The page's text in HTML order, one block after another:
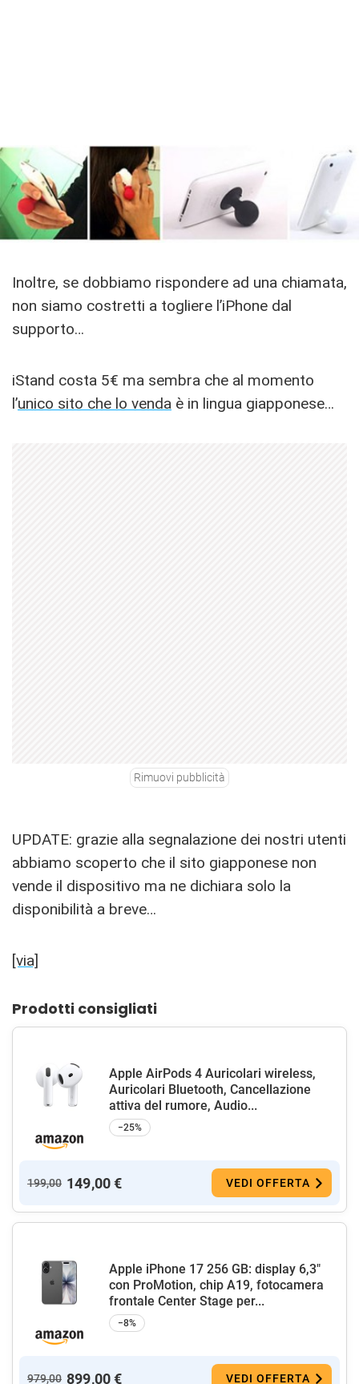
Inoltre, se dobbiamo rispondere ad una chiamata,
non siamo costretti a togliere l’iPhone dal
supporto…
iStand costa 5€ ma sembra che al momento
l’unico sito che lo venda è in lingua giapponese…
Rimuovi pubblicità
UPDATE: grazie alla segnalazione dei nostri utenti
abbiamo scoperto che il sito giapponese non
vende il dispositivo ma ne dichiara solo la
disponibilità a breve…
[via]
Prodotti consigliati
Apple AirPods 4 Auricolari wireless,
Auricolari Bluetooth, Cancellazione
attiva del rumore, Audio...
−25%
199,00 149,00 € VEDI OFFERTA
Apple iPhone 17 256 GB: display 6,3"
con ProMotion, chip A19, fotocamera
frontale Center Stage per...
−8%
979,00 899,00 € VEDI OFFERTA